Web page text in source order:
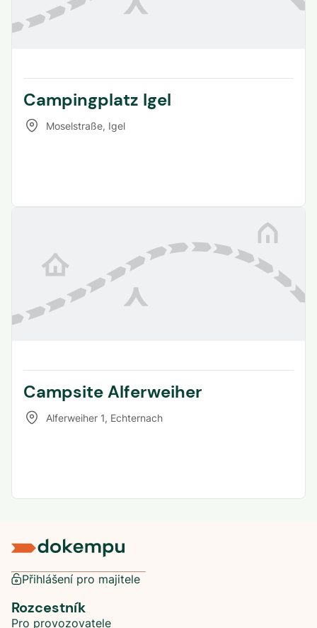
Campingplatz Igel
Moselstraße, Igel
Campsite Alferweiher
Alferweiher 1, Echternach
Přihlášení pro majitele
Rozcestník
Pro provozovatele